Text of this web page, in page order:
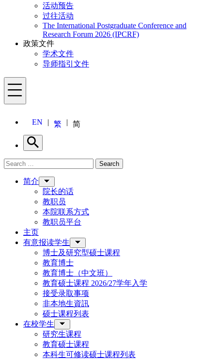
活动预告
过往活动
The International Postgraduate Conference and
Research Forum 2026 (IPCRF)
政策文件
学术文件
导师指引文件
Menu
EN 繁 简
Search
Search for: Search
简介
院长的话
教职员
本院联系方式
教职员平台
主页
有意报读学生
博士及研究型硕士课程
教育博士
教育博士（中文班）
教育硕士课程 2026/27学年入学
接受录取事项
非本地生資訊
硕士课程列表
在校学生
研究生课程
教育硕士课程
本科生可修读硕士课程列表